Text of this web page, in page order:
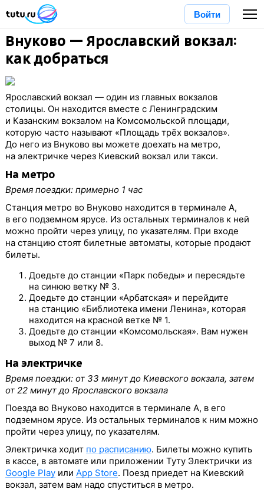
Войти
Внуково — Ярославский вокзал:
как добраться
Ярославский вокзал — один из главных вокзалов
столицы. Он находится вместе с Ленинградским
и Казанским вокзалом на Комсомольской площади,
которую часто называют «Площадь трёх вокзалов».
До него из Внуково вы можете доехать на метро,
на электричке через Киевский вокзал или такси.
На метро
Время поездки: примерно 1 час
Станция метро во Внуково находится в терминале А,
в его подземном ярусе. Из остальных терминалов к ней
можно пройти через улицу, по указателям. При входе
на станцию стоят билетные автоматы, которые продают
билеты.
Доедьте до станции «Парк победы» и пересядьте
на синюю ветку № 3.
Доедьте до станции «Арбатская» и перейдите
на станцию «Библиотека имени Ленина», которая
находится на красной ветке № 1.
Доедьте до станции «Комсомольская». Вам нужен
выход № 7 или 8.
На электричке
Время поездки: от 33 минут до Киевского вокзала, затем
от 22 минут до Ярославского вокзала
Поезда во Внуково находится в терминале А, в его
подземном ярусе. Из остальных терминалов к ним можно
пройти через улицу, по указателям.
Электричка ходит по расписанию. Билеты можно купить
в кассе, в автомате или приложении Туту Электрички из
Google Playили App Store. Поезд приедет на Киевский
вокзал, затем вам надо спуститься в метро.